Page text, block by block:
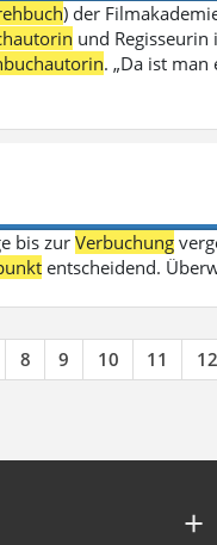
) der
und
. „Da ist
bis zurVerbuchung
entscheidend.
8 9 10 11 12